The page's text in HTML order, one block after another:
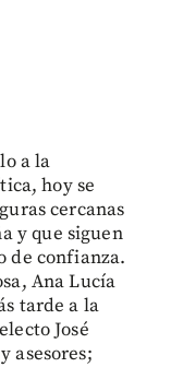
a la
hoy se
cercanas
y que siguen
de confianza.
Ana Lucía
tarde a la
José
asesores;